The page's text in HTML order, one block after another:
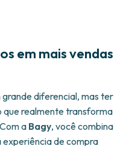
em mais vendas
diferencial, mas ter
que realmente transforma
a Bagy, você combina
experiência de compra